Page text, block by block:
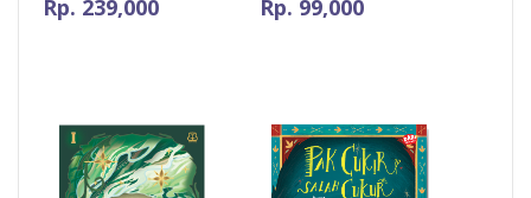
Rp. 239,000 Rp. 99,000